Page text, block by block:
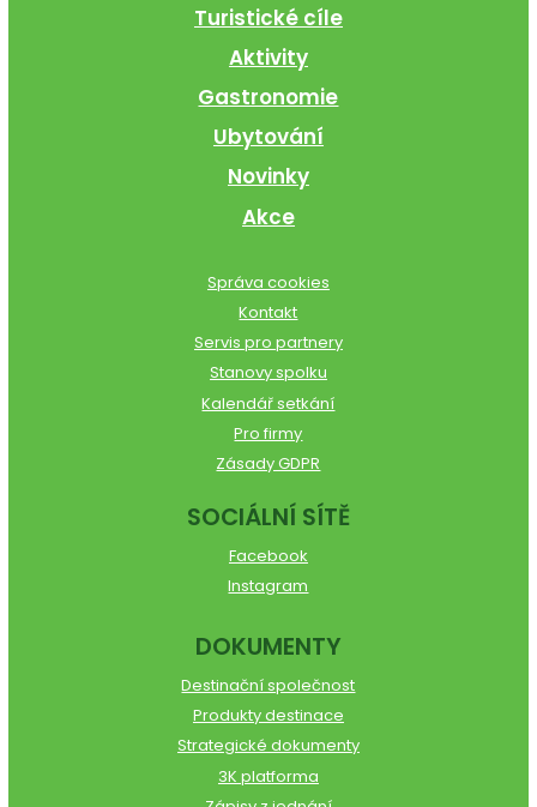
Turistické cíle
Aktivity
Gastronomie
Ubytování
Novinky
Akce
Správa cookies
Kontakt
Servis pro partnery
Stanovy spolku
Kalendář setkání
Pro firmy
Zásady GDPR
SOCIÁLNÍ SÍTĚ
Facebook
Instagram
DOKUMENTY
Destinační společnost
Produkty destinace
Strategické dokumenty
3K platforma